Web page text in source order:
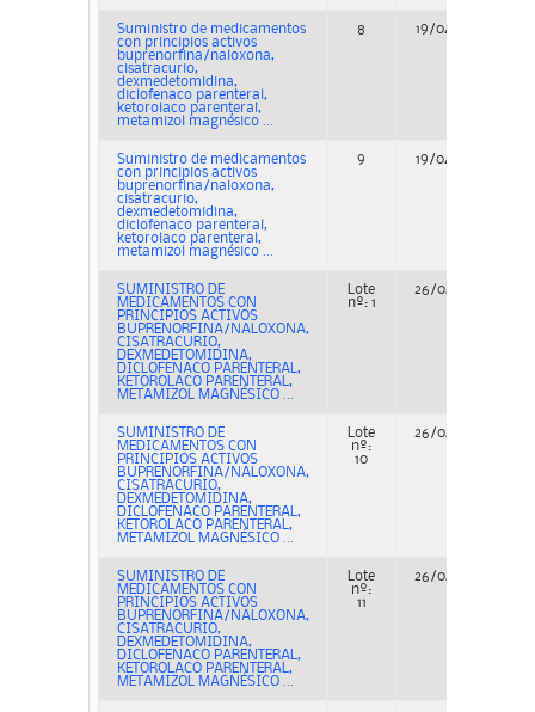
Suministro de medicamentos
con principios activos
buprenorfina/naloxona,
cisatracurio,
dexmedetomidina,
diclofenaco parenteral,
ketorolaco parenteral,
metamizol magnésico ...
8 19/04/2023
Suministro de medicamentos
con principios activos
buprenorfina/naloxona,
cisatracurio,
dexmedetomidina,
diclofenaco parenteral,
ketorolaco parenteral,
metamizol magnésico ...
9 19/04/2023
SUMINISTRO DE
MEDICAMENTOS CON
PRINCIPIOS ACTIVOS
BUPRENORFINA/NALOXONA,
CISATRACURIO,
DEXMEDETOMIDINA,
DICLOFENACO PARENTERAL,
KETOROLACO PARENTERAL,
METAMIZOL MAGNÉSICO ...
Lote
nº: 1
26/04/2023
SUMINISTRO DE
MEDICAMENTOS CON
PRINCIPIOS ACTIVOS
BUPRENORFINA/NALOXONA,
CISATRACURIO,
DEXMEDETOMIDINA,
DICLOFENACO PARENTERAL,
KETOROLACO PARENTERAL,
METAMIZOL MAGNÉSICO ...
Lote
nº:
10
26/04/2023
SUMINISTRO DE
MEDICAMENTOS CON
PRINCIPIOS ACTIVOS
BUPRENORFINA/NALOXONA,
CISATRACURIO,
DEXMEDETOMIDINA,
DICLOFENACO PARENTERAL,
KETOROLACO PARENTERAL,
METAMIZOL MAGNÉSICO ...
Lote
nº:
11
26/04/2023